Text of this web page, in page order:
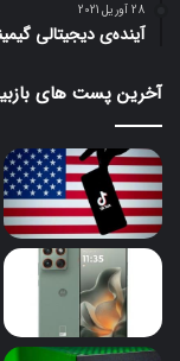
28 آوریل 2021
آینده‌ی دیجیتالی
آخرین پست های